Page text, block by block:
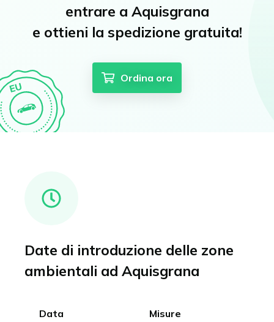
entrare a Aquisgrana
e ottieni la spedizione gratuita!
Ordina ora
Date di introduzione delle zone
ambientali ad Aquisgrana
Data Misure